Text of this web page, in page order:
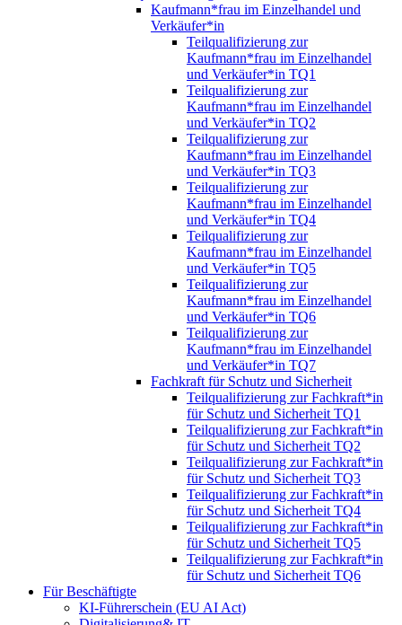
Kaufmann*frau im Einzelhandel und
Verkäufer*in
Teilqualifizierung zur
Kaufmann*frau im Einzelhandel
und Verkäufer*in TQ1
Teilqualifizierung zur
Kaufmann*frau im Einzelhandel
und Verkäufer*in TQ2
Teilqualifizierung zur
Kaufmann*frau im Einzelhandel
und Verkäufer*in TQ3
Teilqualifizierung zur
Kaufmann*frau im Einzelhandel
und Verkäufer*in TQ4
Teilqualifizierung zur
Kaufmann*frau im Einzelhandel
und Verkäufer*in TQ5
Teilqualifizierung zur
Kaufmann*frau im Einzelhandel
und Verkäufer*in TQ6
Teilqualifizierung zur
Kaufmann*frau im Einzelhandel
und Verkäufer*in TQ7
Fachkraft für Schutz und Sicherheit
Teilqualifizierung zur Fachkraft*in
für Schutz und Sicherheit TQ1
Teilqualifizierung zur Fachkraft*in
für Schutz und Sicherheit TQ2
Teilqualifizierung zur Fachkraft*in
für Schutz und Sicherheit TQ3
Teilqualifizierung zur Fachkraft*in
für Schutz und Sicherheit TQ4
Teilqualifizierung zur Fachkraft*in
für Schutz und Sicherheit TQ5
Teilqualifizierung zur Fachkraft*in
für Schutz und Sicherheit TQ6
Für Beschäftigte
KI-Führerschein (EU AI Act)